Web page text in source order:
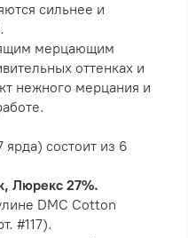
сильнее и
мерцающим
оттенках и
нежного мерцания и
состоит из 6
Люрекс 27%.
DMC Cotton
#117).